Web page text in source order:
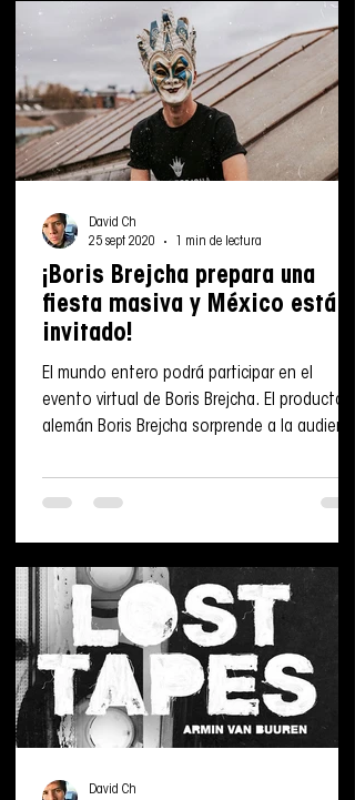
¡Boris Brejcha prepara una
fiesta masiva y México está
invitado!
El mundo entero podrá participar en el
evento virtual de Boris Brejcha. El productor
alemán Boris Brejcha sorprende a la audiencia
David Ch
25 sept 2020
1 min de lectura
David Ch